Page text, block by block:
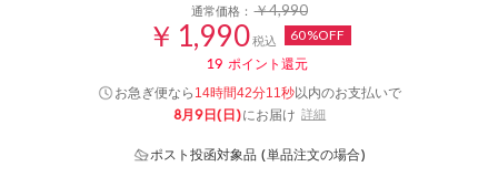
通常価格：￥4,990
￥1,990税込 60%OFF
19 ポイント還元
お急ぎ便なら 14時間42分11秒以内のお支払いで
8月9日(日)にお届け 詳細
ポスト投函対象品 (単品注文の場合)